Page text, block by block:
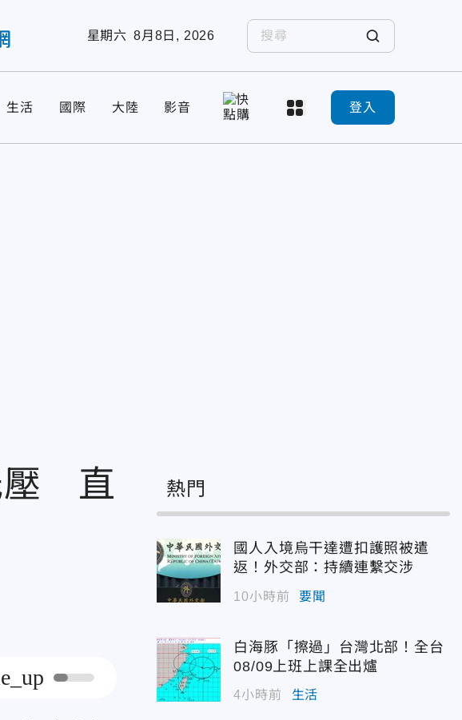
星期六 8月8日, 2026
生活 國際 大陸 影音 登入
壓 直
熱門
國人入境烏干達遭扣護照被遣
返！外交部：持續連繫交涉
10小時前 要聞
白海豚「擦過」台灣北部！全台
08/09上班上課全出爐
4小時前 生活